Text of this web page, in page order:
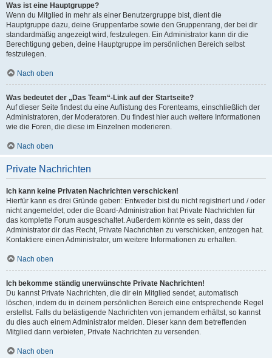
Was ist eine Hauptgruppe?
Wenn du Mitglied in mehr als einer Benutzergruppe bist, dient die
Hauptgruppe dazu, deine Gruppenfarbe sowie den Gruppenrang, der bei dir
standardmäßig angezeigt wird, festzulegen. Ein Administrator kann dir die
Berechtigung geben, deine Hauptgruppe im persönlichen Bereich selbst
festzulegen.
Nach oben
Was bedeutet der „Das Team“-Link auf der Startseite?
Auf dieser Seite findest du eine Auflistung des Forenteams, einschließlich der
Administratoren, der Moderatoren. Du findest hier auch weitere Informationen
wie die Foren, die diese im Einzelnen moderieren.
Nach oben
Private Nachrichten
Ich kann keine Privaten Nachrichten verschicken!
Hierfür kann es drei Gründe geben: Entweder bist du nicht registriert und / oder
nicht angemeldet, oder die Board-Administration hat Private Nachrichten für
das komplette Forum ausgeschaltet. Außerdem könnte es sein, dass der
Administrator dir das Recht, Private Nachrichten zu verschicken, entzogen hat.
Kontaktiere einen Administrator, um weitere Informationen zu erhalten.
Nach oben
Ich bekomme ständig unerwünschte Private Nachrichten!
Du kannst Private Nachrichten, die dir ein Mitglied sendet, automatisch
löschen, indem du in deinem persönlichen Bereich eine entsprechende Regel
erstellst. Falls du belästigende Nachrichten von jemandem erhältst, so kannst
du dies auch einem Administrator melden. Dieser kann dem betreffenden
Mitglied dann verbieten, Private Nachrichten zu versenden.
Nach oben